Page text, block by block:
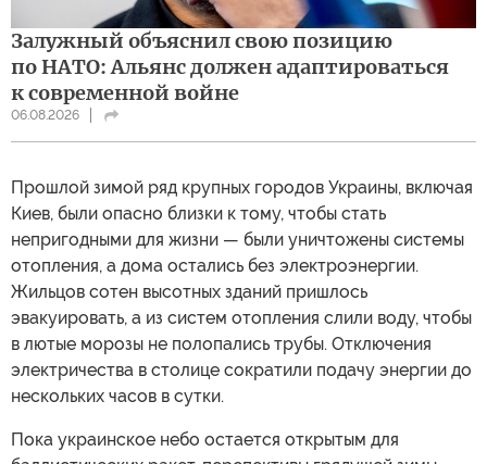
Залужный объяснил свою позицию
по НАТО: Альянс должен адаптироваться
к современной войне
06.08.2026
Прошлой зимой ряд крупных городов Украины, включая
Киев, были опасно близки к тому, чтобы стать
непригодными для жизни — были уничтожены системы
отопления, а дома остались без электроэнергии.
Жильцов сотен высотных зданий пришлось
эвакуировать, а из систем отопления слили воду, чтобы
в лютые морозы не полопались трубы. Отключения
электричества в столице сократили подачу энергии до
нескольких часов в сутки.
Пока украинское небо остается открытым для